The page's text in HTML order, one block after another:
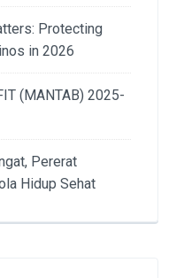
Protecting
in 2026
(MANTAB) 2025-
Pererat
Hidup Sehat